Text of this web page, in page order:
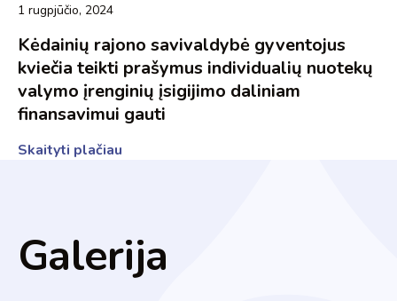
1 rugpjūčio, 2024
Kėdainių rajono savivaldybė gyventojus
kviečia teikti prašymus individualių nuotekų
valymo įrenginių įsigijimo daliniam
finansavimui gauti
Skaityti plačiau
Galerija